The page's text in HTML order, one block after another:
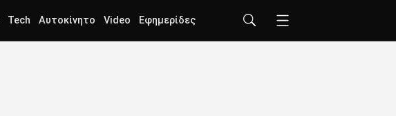
Tech Αυτοκίνητο Video Εφημερίδες